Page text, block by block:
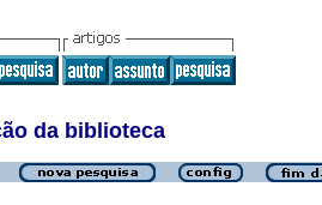
da biblioteca